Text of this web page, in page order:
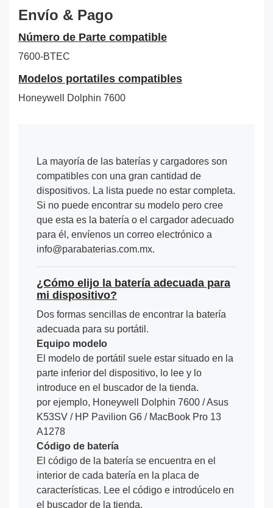
Envío & Pago
Número de Parte compatible
7600-BTEC
Modelos portatiles compatibles
Honeywell Dolphin 7600
La mayoría de las baterías y cargadores son
compatibles con una gran cantidad de
dispositivos. La lista puede no estar completa.
Si no puede encontrar su modelo pero cree
que esta es la batería o el cargador adecuado
para él, envíenos un correo electrónico a
info@parabaterias.com.mx.
¿Cómo elijo la batería adecuada para
mi dispositivo?
Dos formas sencillas de encontrar la batería
adecuada para su portátil.
Equipo modelo
El modelo de portátil suele estar situado en la
parte inferior del dispositivo, lo lee y lo
introduce en el buscador de la tienda.
por ejemplo, Honeywell Dolphin 7600 / Asus
K53SV / HP Pavilion G6 / MacBook Pro 13
A1278
Código de batería
El código de la batería se encuentra en el
interior de cada batería en la placa de
características. Lee el código e introdúcelo en
el buscador de la tienda.